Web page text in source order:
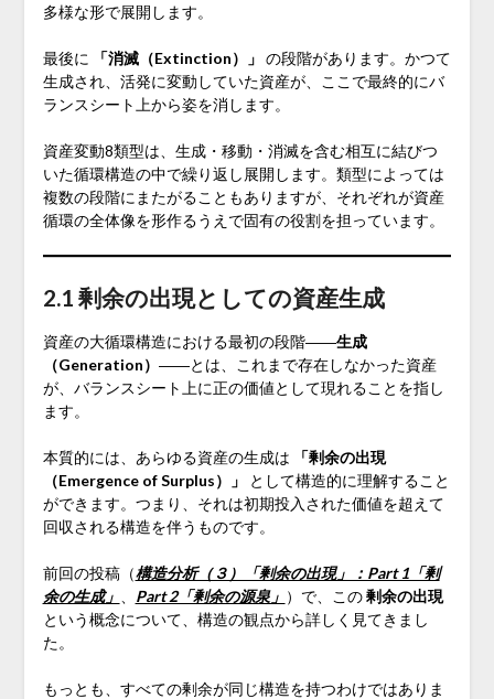
多様な形で展開します。
最後に 「消滅（Extinction）」 の段階があります。かつて
生成され、活発に変動していた資産が、ここで最終的にバ
ランスシート上から姿を消します。
資産変動8類型は、生成・移動・消滅を含む相互に結びつ
いた循環構造の中で繰り返し展開します。類型によっては
複数の段階にまたがることもありますが、それぞれが資産
循環の全体像を形作るうえで固有の役割を担っています。
2.1 剰余の出現としての資産生成
資産の大循環構造における最初の段階――生成
（Generation） ――とは、これまで存在しなかった資産
が、バランスシート上に正の価値として現れることを指し
ます。
本質的には、あらゆる資産の生成は
「剰余の出現
（Emergence of Surplus）」
として構造的に理解すること
ができます。つまり、それは初期投入された価値を超えて
回収される構造を伴うものです。
前回の投稿（構造分析（３）「剰余の出現」：Part 1「剰
余の生成」
Part 2「剰余の源泉」 ）で、この剰余の出現
という概念について、構造の観点から詳しく見てきまし
た。
もっとも、すべての剰余が同じ構造を持つわけではありま